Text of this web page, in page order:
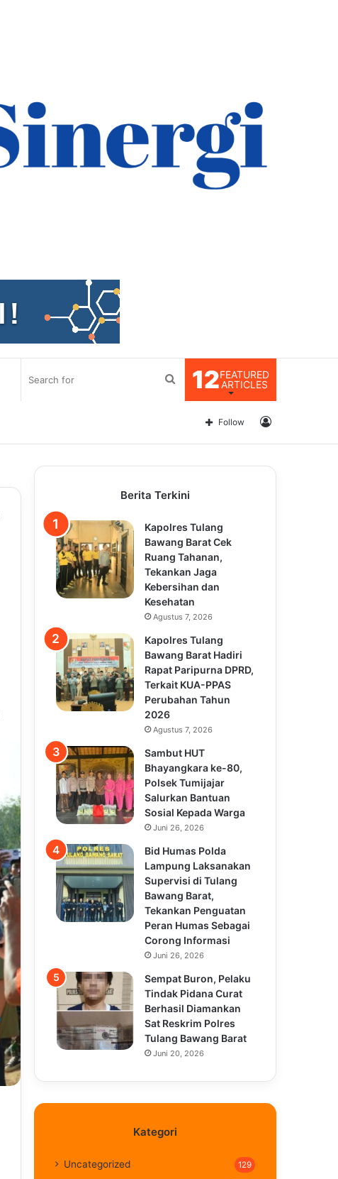
12FEATURED
ARTICLES
Search
Log
Follow
Berita Terkini
Kapolres Tulang
Bawang Barat Cek
Ruang Tahanan,
Tekankan Jaga
Kebersihan dan
Kesehatan
Agustus 7, 2026
Kapolres Tulang
Bawang Barat Hadiri
Rapat Paripurna DPRD,
Terkait KUA-PPAS
Perubahan Tahun
2026
Agustus 7, 2026
Sambut HUT
Bhayangkara ke-80,
Polsek Tumijajar
Salurkan Bantuan
Sosial Kepada Warga
Juni 26, 2026
Bid Humas Polda
Lampung Laksanakan
Supervisi di Tulang
Bawang Barat,
Tekankan Penguatan
Peran Humas Sebagai
Corong Informasi
Juni 26, 2026
Sempat Buron, Pelaku
Tindak Pidana Curat
Berhasil Diamankan
Sat Reskrim Polres
Tulang Bawang Barat
Juni 20, 2026
Kategori
Uncategorized 129